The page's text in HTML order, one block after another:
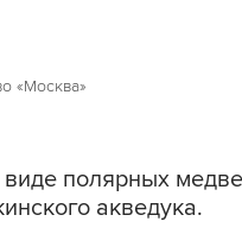
«Москва»
полярных
акведука.